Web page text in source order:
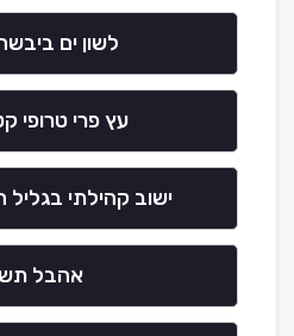
לשון ים
עץ פרי טרופי
ישוב קהילתי
אהבל